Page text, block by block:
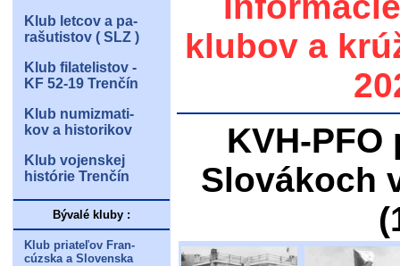
Klub letcov a pa-
rašutistov ( SLZ )
Klub filatelistov -
KF 52-19 Trenčín
Klub numizmati-
kov a historikov
Klub vojenskej
histórie Trenčín
Bývalé kluby :
Klub priateľov Fran-
cúzska a Slovenska
klubov a
KVH-
Slovákoch